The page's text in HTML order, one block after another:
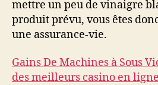
mettre un peu de vinaigre
produit prévu, vous êtes
une assurance-vie.
Gains De Machines à Sous
des meilleurs casino en ligne